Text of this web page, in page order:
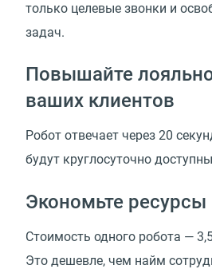
только целевые звонки и
задач.
Повышайте
ваших клиентов
Робот отвечает через 20
будут круглосуточно
Экономьте
Стоимость одного робота —
Это дешевле, чем найм